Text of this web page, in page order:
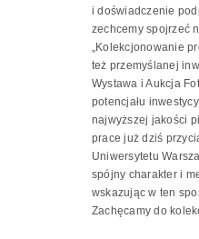
i doświadczenie
zechcemy spojrzeć
„Kolekcjonowanie
też przemyślanej
Wystawa i Aukcja
potencjału
najwyższej jakości
prace już dziś
Uniwersytetu
spójny charakter i
wskazując w ten
Zachęcamy do